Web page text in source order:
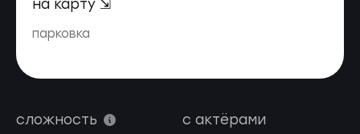
на карту ⇲
парковка
сложность
с актёрами